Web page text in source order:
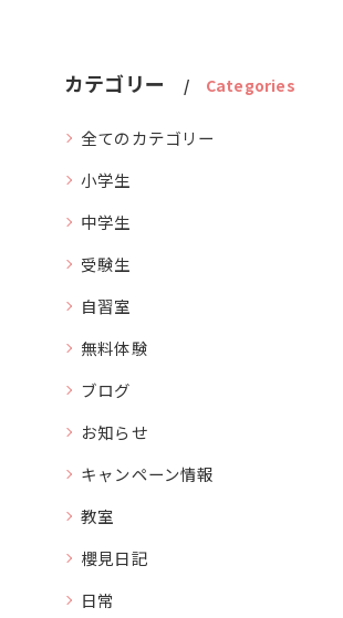
カテゴリー Categories
全てのカテゴリー
小学生
中学生
受験生
自習室
無料体験
ブログ
お知らせ
キャンペーン情報
教室
櫻見日記
日常